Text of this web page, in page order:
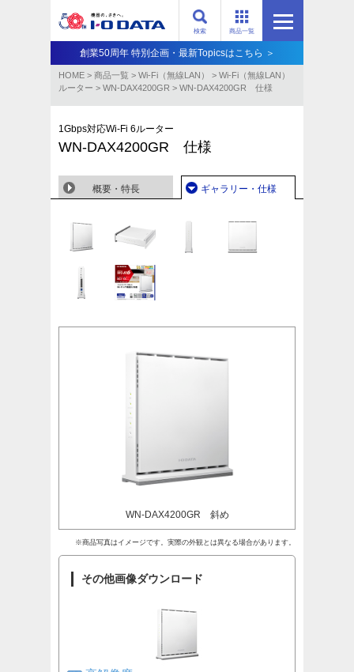
商品一覧
検索
創業50周年 特別企画・最新Topicsはこちら ＞
HOME > 商品一覧 > Wi-Fi（無線LAN） > Wi-Fi（無線LAN）
ルーター > WN-DAX4200GR > WN-DAX4200GR 仕様
1Gbps対応Wi-Fi 6ルーター
WN-DAX4200GR 仕様
概要・特長 ギャラリー・仕様
WN-DAX4200GR 斜め
※商品写真はイメージです。実際の外観とは異なる場合があります。
その他画像ダウンロード